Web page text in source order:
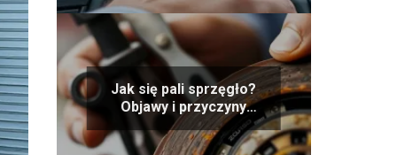
Jak się pali sprzęgło?
Objawy i przyczyny
spalenia sprzęgła